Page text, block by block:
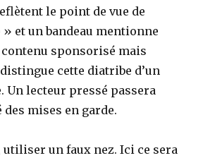
le point de vue de
» et un bandeau mentionne
contenu sponsorisé mais
cette diatribe d’un
Un lecteur pressé passera
des mises en garde.
utiliser un faux nez. Ici ce sera